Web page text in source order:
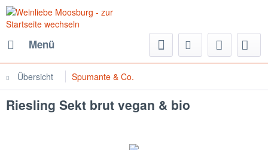
Menü
Übersicht Spumante & Co.
Riesling Sekt brut vegan & bio